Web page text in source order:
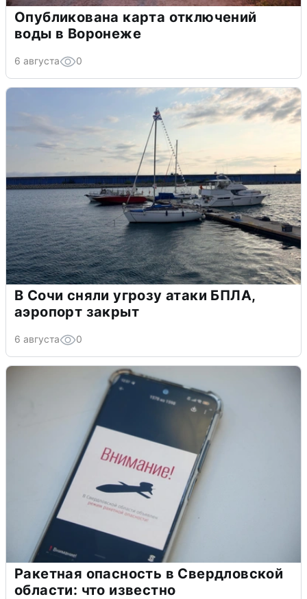
Опубликована карта отключений
воды в Воронеже
6 августа 0
В Сочи сняли угрозу атаки БПЛА,
аэропорт закрыт
6 августа 0
Ракетная опасность в Свердловской
области: что известно